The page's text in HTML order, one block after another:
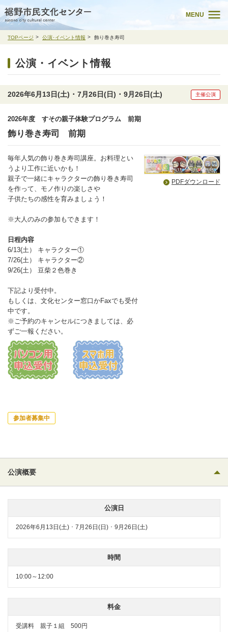
MENU
TOPページ 公演･イベント情報 飾り巻き寿司
公演・イベント情報
2026年6月13日(土) ･ 7月26日(日) ･ 9月26日(土) 主催公演
2026年度 すその親子体験プログラム 前期
飾り巻き寿司 前期
毎年人気の飾り巻き寿司講座。お料理とい
うより工作に近いかも！
親子で一緒にキャラクターの飾り巻き寿司
を作って、モノ作りの楽しさや
子供たちの感性を育みましょう！
※大人のみの参加もできます！
日程内容
6/13(土） キャラクター①
7/26(土） キャラクター②
9/26(土） 豆柴２色巻き
下記より受付中。
もしくは、文化センター窓口かFaxでも受付
中です。
※ご予約のキャンセルにつきましては、必
ずご一報ください。
参加者募集中
PDFダウンロード
公演概要
公演日
2026年6月13日(土) ･ 7月26日(日) ･ 9月26日(土)
時間
10:00～12:00
料金
受講料 親子１組 500円